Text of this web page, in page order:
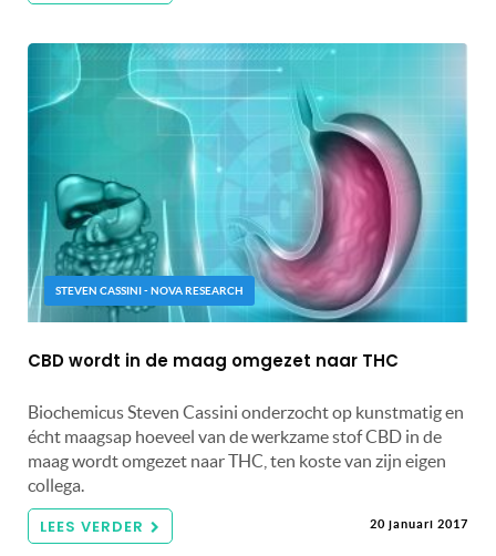
STEVEN CASSINI - NOVA RESEARCH
CBD wordt in de maag omgezet naar THC
Biochemicus Steven Cassini onderzocht op kunstmatig en
écht maagsap hoeveel van de werkzame stof CBD in de
maag wordt omgezet naar THC, ten koste van zijn eigen
collega.
LEES VERDER 20 januari 2017